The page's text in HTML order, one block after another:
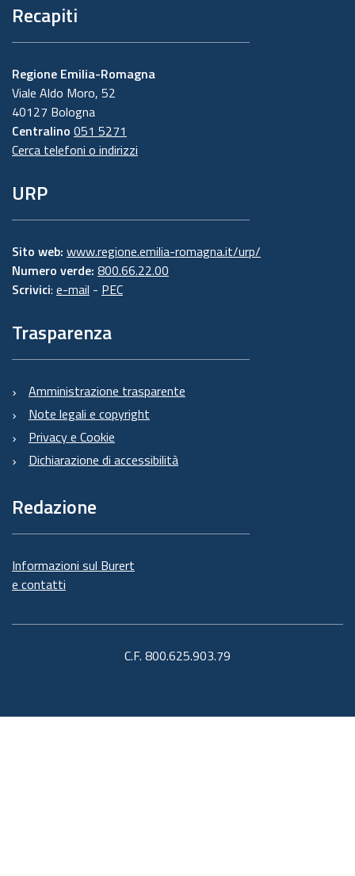
Recapiti
Regione Emilia-Romagna
Viale Aldo Moro, 52
40127 Bologna
Centralino 051 5271
Cerca telefoni o indirizzi
URP
Sito web: www.regione.emilia-romagna.it/urp/
Numero verde: 800.66.22.00
Scrivici: e-mail - PEC
Trasparenza
Amministrazione trasparente
Note legali e copyright
Privacy e Cookie
Dichiarazione di accessibilità
Redazione
Informazioni sul Burert
e contatti
C.F. 800.625.903.79